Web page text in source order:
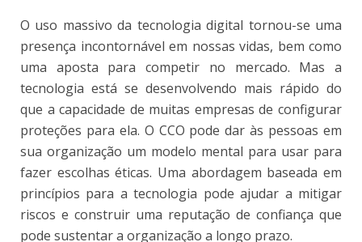
O uso massivo da tecnologia digital tornou-se uma
presença incontornável em nossas vidas, bem como
uma aposta para competir no mercado. Mas a
tecnologia está se desenvolvendo mais rápido do
que a capacidade de muitas empresas de configurar
proteções para ela. O CCO pode dar às pessoas em
sua organização um modelo mental para usar para
fazer escolhas éticas. Uma abordagem baseada em
princípios para a tecnologia pode ajudar a mitigar
riscos e construir uma reputação de confiança que
pode sustentar a organização a longo prazo.